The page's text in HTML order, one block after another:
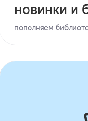
новинки и
пополняем